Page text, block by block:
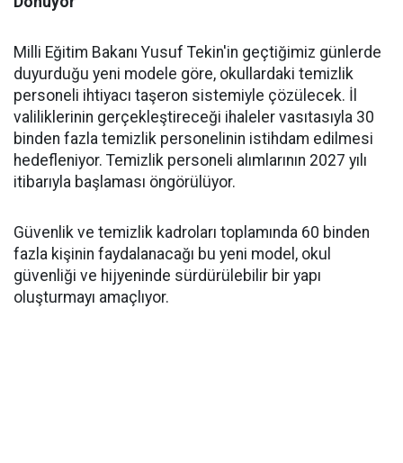
Milli Eğitim Bakanı Yusuf Tekin'in geçtiğimiz günlerde
duyurduğu yeni modele göre, okullardaki temizlik
personeli ihtiyacı taşeron sistemiyle çözülecek. İl
valiliklerinin gerçekleştireceği ihaleler vasıtasıyla 30
binden fazla temizlik personelinin istihdam edilmesi
hedefleniyor. Temizlik personeli alımlarının 2027 yılı
itibarıyla başlaması öngörülüyor.
Güvenlik ve temizlik kadroları toplamında 60 binden
fazla kişinin faydalanacağı bu yeni model, okul
güvenliği ve hijyeninde sürdürülebilir bir yapı
oluşturmayı amaçlıyor.